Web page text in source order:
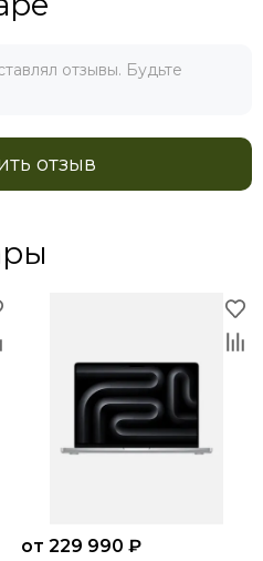
отзывы. Будьте
отзыв
от 229 990 ₽